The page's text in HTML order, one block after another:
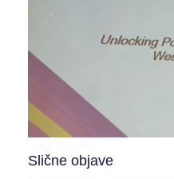
Slične objave